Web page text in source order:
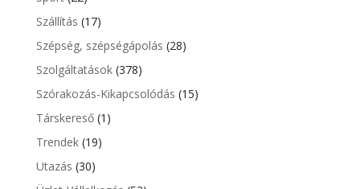
Szállítás (17)
Szépség, szépségápolás (28)
Szolgáltatások(378)
Szórakozás-Kikapcsolódás (15)
Társkereső(1)
Trendek(19)
Utazás (30)